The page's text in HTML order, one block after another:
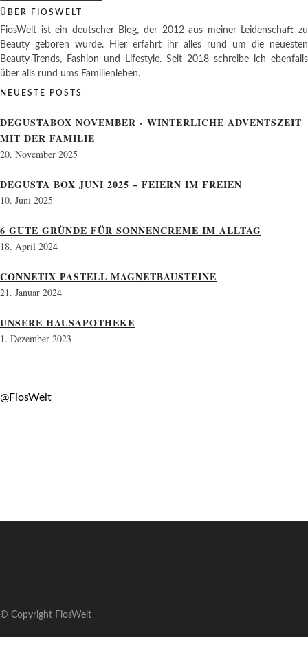
ÜBER FIOSWELT
FiosWelt ist ein deutscher Blog, der 2012 aus meiner Leidenschaft zu
Beauty geboren wurde. Hier erfahrt ihr alles rund um die neuesten
Beauty-Trends, Fashion und Lifestyle. Seit 2018 schreibe ich ebenfalls
über alls rund ums Familienleben.
NEUESTE POSTS
DEGUSTABOX NOVEMBER - WINTERLICHE ADVENTSZEIT
MIT DER FAMILIE
20. November 2025
DEGUSTA BOX JUNI 2025 – FEIERN IM FREIEN
10. Juni 2025
6 GUTE GRÜNDE FÜR SONNENCREME IM ALLTAG
18. April 2024
CONNETIX PASTELL MAGNETBAUSTEINE
21. Januar 2024
UNSERE HAUSAPOTHEKE
1. Dezember 2023
@FiosWelt
© Copyright FiosWelt